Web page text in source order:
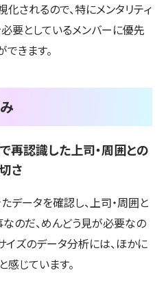
されるので、特にメンタリティ
要としているメンバーに優先
きます。
再認識した上司・周囲との
さ
データを確認し、上司・周囲と
のだ、めんどう見が必要なの
イズのデータ分析には、ほかに
じています。